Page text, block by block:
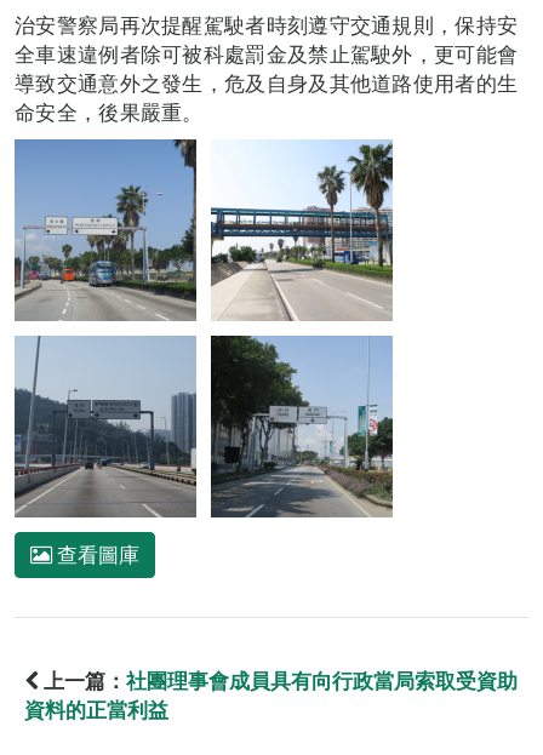
治安警察局再次提醒駕駛者時刻遵守交通規則，保持安
全車速違例者除可被科處罰金及禁止駕駛外，更可能會
導致交通意外之發生，危及自身及其他道路使用者的生
命安全，後果嚴重。
查看圖庫
上一篇： 社團理事會成員具有向行政當局索取受資助
資料的正當利益